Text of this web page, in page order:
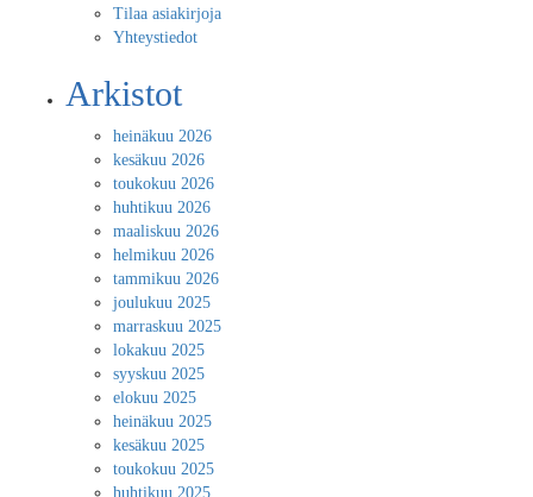
Tilaa asiakirjoja
Yhteystiedot
Arkistot
heinäkuu 2026
kesäkuu 2026
toukokuu 2026
huhtikuu 2026
maaliskuu 2026
helmikuu 2026
tammikuu 2026
joulukuu 2025
marraskuu 2025
lokakuu 2025
syyskuu 2025
elokuu 2025
heinäkuu 2025
kesäkuu 2025
toukokuu 2025
huhtikuu 2025